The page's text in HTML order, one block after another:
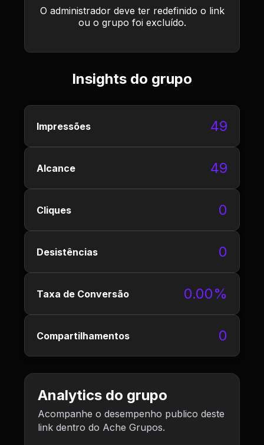
O administrador deve ter redefinido o link
ou o grupo foi excluído.
Insights do grupo
Impressões 49
Alcance 49
Cliques 0
Desistências 0
Taxa de Conversão 0.00%
Compartilhamentos 0
Analytics do grupo
Acompanhe o desempenho publico deste
link dentro do Ache Grupos.